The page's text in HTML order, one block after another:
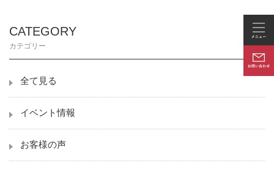
CATEGORY
カテゴリー
全て見る
イベント情報
お客様の声